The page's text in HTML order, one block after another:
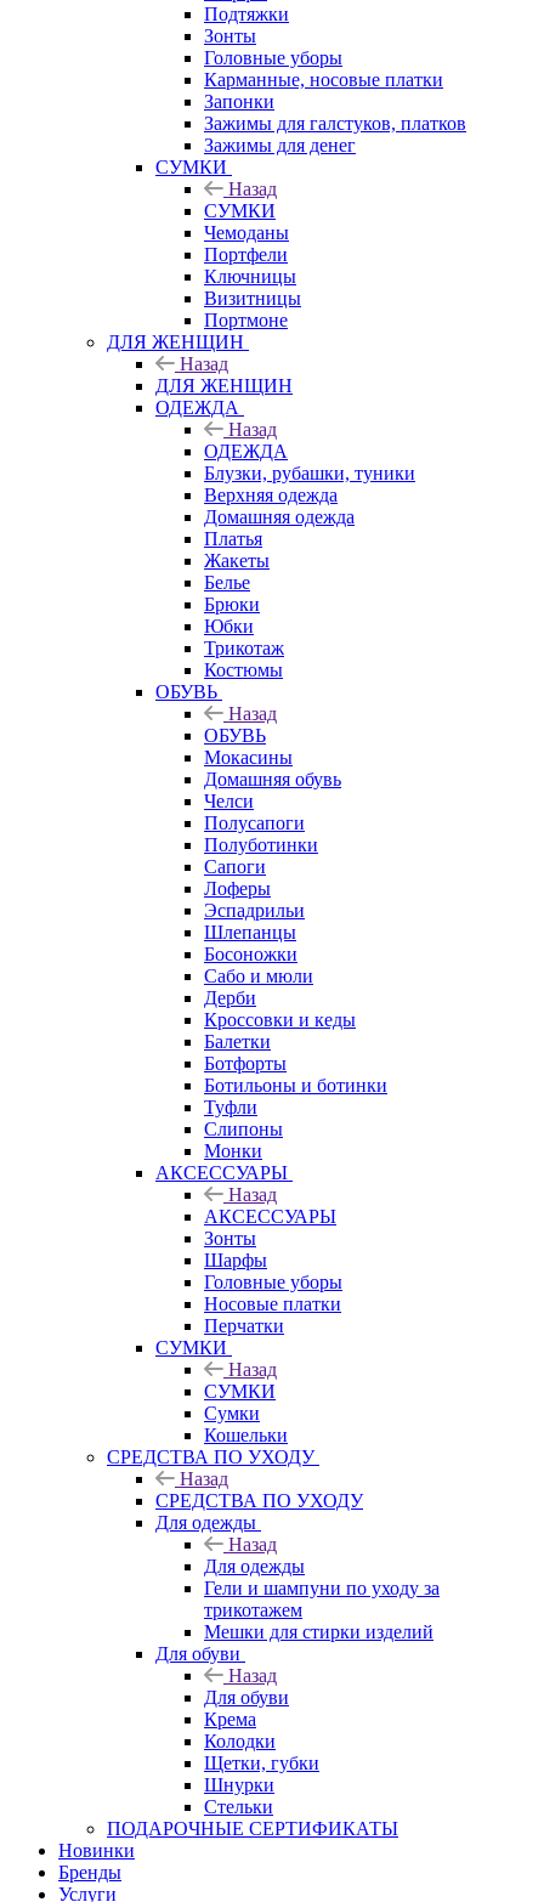
Подтяжки
Зонты
Головные уборы
Карманные, носовые платки
Запонки
Зажимы для галстуков, платков
Зажимы для денег
СУМКИ
Назад
СУМКИ
Чемоданы
Портфели
Ключницы
Визитницы
Портмоне
ДЛЯ ЖЕНЩИН
Назад
ДЛЯ ЖЕНЩИН
ОДЕЖДА
Назад
ОДЕЖДА
Блузки, рубашки, туники
Верхняя одежда
Домашняя одежда
Платья
Жакеты
Белье
Брюки
Юбки
Трикотаж
Костюмы
ОБУВЬ
Назад
ОБУВЬ
Мокасины
Домашняя обувь
Челси
Полусапоги
Полуботинки
Сапоги
Лоферы
Эспадрильи
Шлепанцы
Босоножки
Сабо и мюли
Дерби
Кроссовки и кеды
Балетки
Ботфорты
Ботильоны и ботинки
Туфли
Слипоны
Монки
АКСЕССУАРЫ
Назад
АКСЕССУАРЫ
Зонты
Шарфы
Головные уборы
Носовые платки
Перчатки
СУМКИ
Назад
СУМКИ
Сумки
Кошельки
CРЕДСТВА ПО УХОДУ
Назад
CРЕДСТВА ПО УХОДУ
Для одежды
Назад
Для одежды
Гели и шампуни по уходу за
трикотажем
Мешки для стирки изделий
Для обуви
Назад
Для обуви
Крема
Колодки
Щетки, губки
Шнурки
Стельки
ПОДАРОЧНЫЕ СЕРТИФИКАТЫ
Новинки
Бренды
Услуги